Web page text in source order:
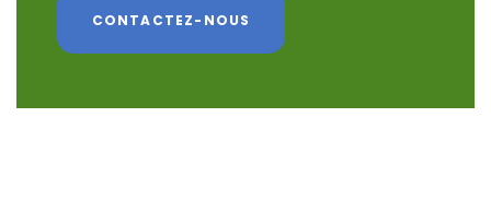
CONTACTEZ-NOUS